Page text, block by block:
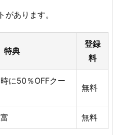
あります。
特典
登録
料
に50％OFFクー
無料
無料